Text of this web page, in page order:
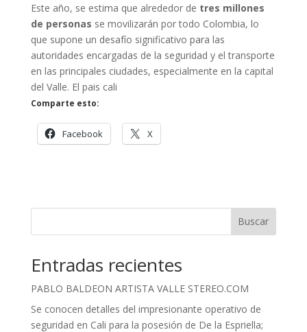
Este año, se estima que alrededor de tres millones
de personas se movilizarán por todo Colombia, lo
que supone un desafío significativo para las
autoridades encargadas de la seguridad y el transporte
en las principales ciudades, especialmente en la capital
del Valle. El pais cali
Comparte esto:
Facebook X
Buscar
Entradas recientes
PABLO BALDEON ARTISTA VALLE STEREO.COM
Se conocen detalles del impresionante operativo de
seguridad en Cali para la posesión de De la Espriella;